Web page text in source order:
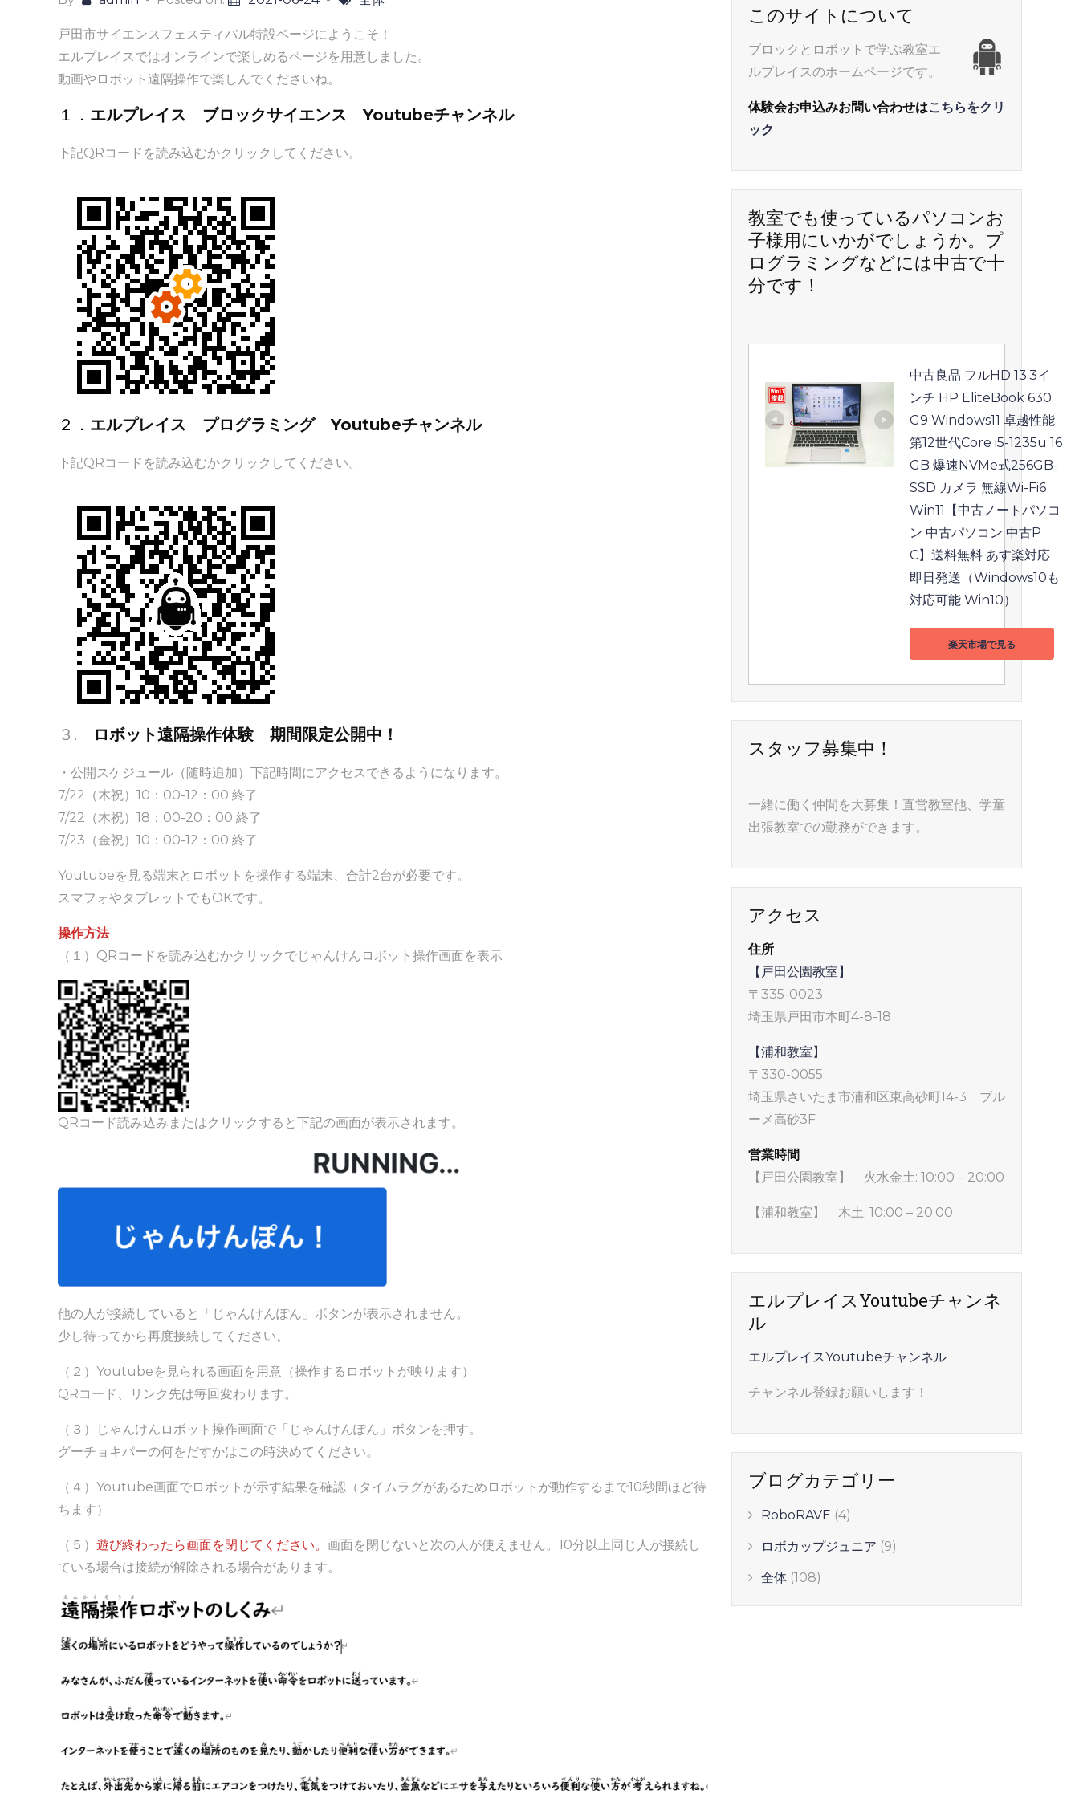
戸田市サイエンスフェスティバル特設ページにようこそ！
エルプレイスではオンラインで楽しめるページを用意しました。
動画やロボット遠隔操作で楽しんでくださいね。
１． エルプレイス ブロックサイエンス Youtubeチャンネル
下記QRコードを読み込むかクリックしてください。
２． エルプレイス プログラミング Youtubeチャンネル
下記QRコードを読み込むかクリックしてください。
３. ロボット遠隔操作体験 期間限定公開中！
・公開スケジュール（随時追加）下記時間にアクセスできるようになります。
7/22（木祝）10：00-12：00 終了
7/22（木祝）18：00-20：00 終了
7/23（金祝）10：00-12：00 終了
Youtubeを見る端末とロボットを操作する端末、合計2台が必要です。
スマフォやタブレットでもOKです。
操作方法
（１）QRコードを読み込むかクリックでじゃんけんロボット操作画面を表示
QRコード読み込みまたはクリックすると下記の画面が表示されます。
他の人が接続していると「じゃんけんぽん」ボタンが表示されません。
少し待ってから再度接続してください。
（２）Youtubeを見られる画面を用意（操作するロボットが映ります）
QRコード、リンク先は毎回変わります。
（３）じゃんけんロボット操作画面で「じゃんけんぽん」ボタンを押す。
グーチョキパーの何をだすかはこの時決めてください。
（４）Youtube画面でロボットが示す結果を確認（タイムラグがあるためロボットが動作するまで10秒間ほど待
ちます）
（５） 遊び終わったら画面を閉じてください。 画面を閉じないと次の人が使えません。10分以上同じ人が接続し
ている場合は接続が解除される場合があります。
このサイトについて
ブロックとロボットで学ぶ教室エ
ルプレイスのホームページです。
体験会お申込みお問い合わせはこちらをクリ
ック
教室でも使っているパソコンお
子様用にいかがでしょうか。プ
ログラミングなどには中古で十
分です！
中古良品 フルHD 13.3イ
ンチ HP EliteBook 630
G9 Windows11 卓越性能
第12世代Core i5-1235u 16
GB 爆速NVMe式256GB-
SSD カメラ 無線Wi-Fi6
Win11【中古ノートパソコ
ン 中古パソコン 中古P
C】送料無料 あす楽対応
即日発送（Windows10も
対応可能 Win10）
楽天市場で見る
スタッフ募集中！
一緒に働く仲間を大募集！直営教室他、学童
出張教室での勤務ができます。
アクセス
住所
【戸田公園教室】
〒335-0023
埼玉県戸田市本町4-8-18
【浦和教室】
〒330-0055
埼玉県さいたま市浦和区東高砂町14-3 ブル
ーメ高砂3F
営業時間
【戸田公園教室】 火水金土: 10:00 – 20:00
【浦和教室】 木土: 10:00 – 20:00
エルプレイスYoutubeチャンネ
ル
エルプレイスYoutubeチャンネル
チャンネル登録お願いします！
ブログカテゴリー
RoboRAVE (4)
ロボカップジュニア (9)
全体 (108)